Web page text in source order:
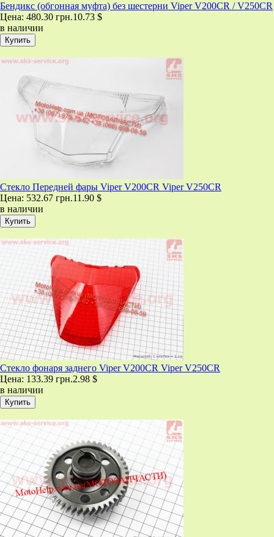
Бендикс (обгонная муфта) без шестерни Viper V200CR / V250CR
Цена: 480.30 грн.10.73 $
в наличии
Стекло Передней фары Viper V200CR Viper V250CR
Цена: 532.67 грн.11.90 $
в наличии
Стекло фонаря заднего Viper V200CR Viper V250CR
Цена: 133.39 грн.2.98 $
в наличии